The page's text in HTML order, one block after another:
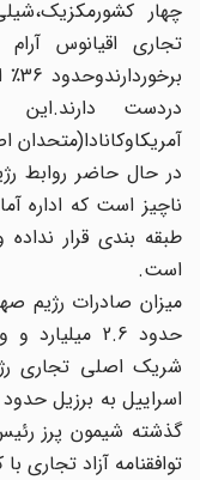
چهار
تجاری اقیانوس آرام
دردست دارند.این
آمریکاوکانادا(متحدان
در حال حاضر روابط
ناچیز است که اداره
طبقه بندی قرار نداده
است.
حدود 2.6
شریک اصلی تجاری
توافقنامه آزاد تجاری با